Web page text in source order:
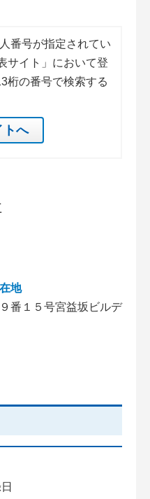
番号が指定されてい
サイト」において登
桁の番号で検索する
トへ
地
番１５号宮益坂ビルデ